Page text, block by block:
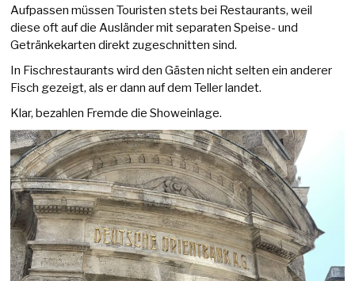
Aufpassen müssen Touristen stets bei Restaurants, weil
diese oft auf die Ausländer mit separaten Speise- und
Getränkekarten direkt zugeschnitten sind.
In Fischrestaurants wird den Gästen nicht selten ein anderer
Fisch gezeigt, als er dann auf dem Teller landet.
Klar, bezahlen Fremde die Showeinlage.